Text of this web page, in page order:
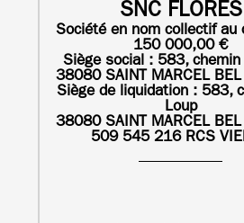
SNC FLORES
Société en nom collectif au
150 000,00 €
Siège social : 583, chemin
38080 SAINT MARCEL BEL
Siège de liquidation : 583,
Loup
38080 SAINT MARCEL BEL
509 545 216 RCS